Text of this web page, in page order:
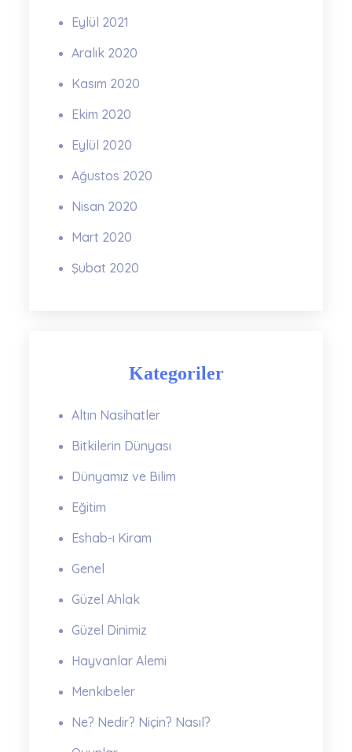
Eylül 2021
Aralık 2020
Kasım 2020
Ekim 2020
Eylül 2020
Ağustos 2020
Nisan 2020
Mart 2020
Şubat 2020
Kategoriler
Altın Nasihatler
Bitkilerin Dünyası
Dünyamız ve Bilim
Eğitim
Eshab-ı Kiram
Genel
Güzel Ahlak
Güzel Dinimiz
Hayvanlar Alemi
Menkıbeler
Ne? Nedir? Niçin? Nasıl?